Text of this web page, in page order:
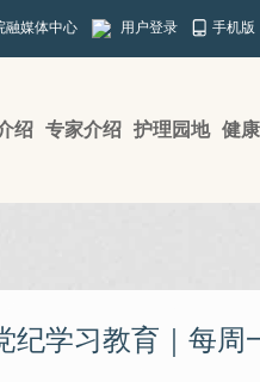
融媒体中心 用户登录 手机版
绍 专家介绍 护理园地 健
纪学习教育｜每周